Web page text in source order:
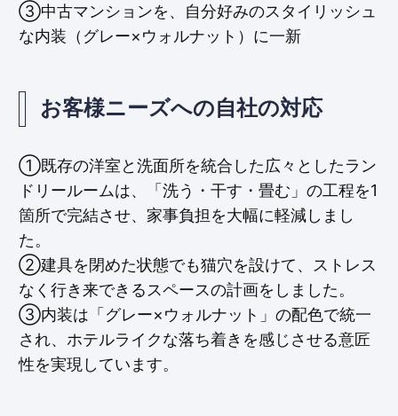
③中古マンションを、自分好みのスタイリッシュ
な内装（グレー×ウォルナット）に一新
お客様ニーズへの自社の対応
①既存の洋室と洗面所を統合した広々としたラン
ドリールームは、「洗う・干す・畳む」の工程を1
箇所で完結させ、家事負担を大幅に軽減しまし
た。
②建具を閉めた状態でも猫穴を設けて、ストレス
なく行き来できるスペースの計画をしました。
③内装は「グレー×ウォルナット」の配色で統一
され、ホテルライクな落ち着きを感じさせる意匠
性を実現しています。